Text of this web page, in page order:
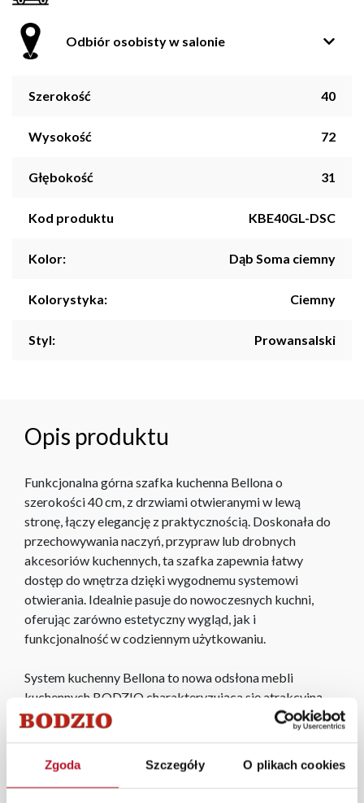
Zgoda Szczegóły O plikach cookies
Odbiór osobisty w salonie
Szerokość 40
Wysokość 72
Głębokość 31
Kod produktu KBE40GL-DSC
Kolor: Dąb Soma ciemny
Kolorystyka: Ciemny
Styl: Prowansalski
Opis produktu
Funkcjonalna górna szafka kuchenna Bellona o
szerokości 40 cm, z drzwiami otwieranymi w lewą
stronę, łączy elegancję z praktycznością. Doskonała do
przechowywania naczyń, przypraw lub drobnych
akcesoriów kuchennych, ta szafka zapewnia łatwy
dostęp do wnętrza dzięki wygodnemu systemowi
otwierania. Idealnie pasuje do nowoczesnych kuchni,
oferując zarówno estetyczny wygląd, jak i
funkcjonalność w codziennym użytkowaniu.
System kuchenny Bellona to nowa odsłona mebli
kuchennych BODZIO charakteryzująca się atrakcyjną
stylistyką oraz kolorystyką odpowiadająca najnowszym
W każdym z salonów mebli Bodzio oferujemy pomoc w
aranżacji mebli, a nasi pracownicy z wykorzystaniem